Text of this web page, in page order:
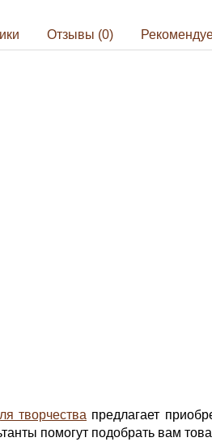
Отзывы (0)
творчества предлагает
помогут подобрать вам